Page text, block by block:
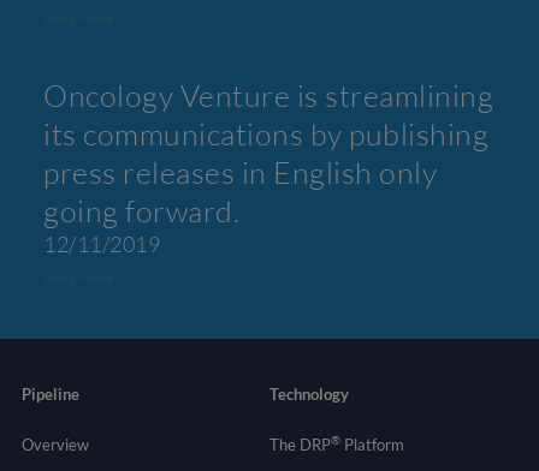
Oncology Venture is streamlining
its communications by publishing
press releases in English only
going forward.
12/11/2019
Pipeline
Overview
Technology
The DRP® Platform